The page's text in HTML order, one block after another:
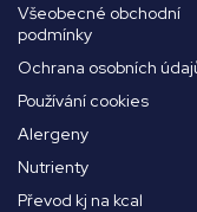
Všeobecné obchodní
podmínky
Ochrana osobních
Používání cookies
Alergeny
Nutrienty
Převod kj na kcal